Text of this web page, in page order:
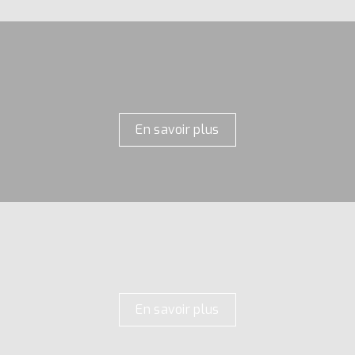
En savoir plus
En savoir plus